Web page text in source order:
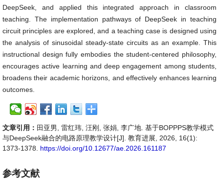
DeepSeek, and applied this integrated approach in classroom
teaching. The implementation pathways of DeepSeek in teaching
circuit principles are explored, and a teaching case is designed using
the analysis of sinusoidal steady-state circuits as an example. This
instructional design fully embodies the student-centered philosophy,
encourages active learning and deep engagement among students,
broadens their academic horizons, and effectively enhances learning
outcomes.
文章引用： 田亚男, 雷红玮, 汪刚, 张娟, 李广地. 基于BOPPPS教学模式
与DeepSeek融合的电路原理教学设计[J]. 教育进展, 2026, 16(1):
1373-1378. https://doi.org/10.12677/ae.2026.161187
参考文献